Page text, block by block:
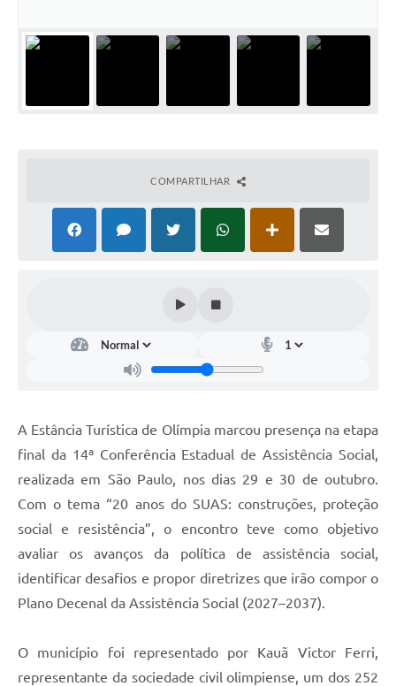
COMPARTILHAR
A Estância Turística de Olímpia marcou presença na etapa
final da 14ª Conferência Estadual de Assistência Social,
realizada em São Paulo, nos dias 29 e 30 de outubro.
Com o tema “20 anos do SUAS: construções, proteção
social e resistência”, o encontro teve como objetivo
avaliar os avanços da política de assistência social,
identificar desafios e propor diretrizes que irão compor o
Plano Decenal da Assistência Social (2027–2037).
O município foi representado por Kauã Victor Ferri,
representante da sociedade civil olimpiense, um dos 252